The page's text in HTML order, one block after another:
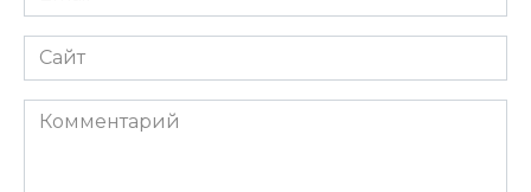
*
Сайт
Комментарий